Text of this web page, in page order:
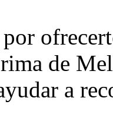
de
a